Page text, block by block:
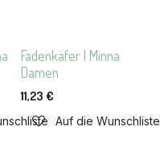
Fadenkäfer | Minna
Damen
11,23 €
Auf die Wunschliste